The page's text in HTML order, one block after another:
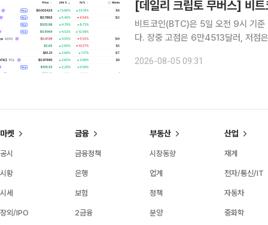
비트코인(BTC)은 5일 오전 9시 기
다. 장중 고점은 6만4513달러, 저점
2026-08-05 09:31
마켓
공시
시황
시세
장외/IPO
금융
금융정책
은행
보험
2금융
부동산
시장동향
업계
정책
분양
산업
재계
전자/통신/IT
자동차
중화학